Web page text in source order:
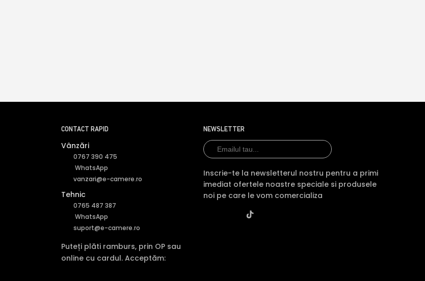
CONTACT RAPID
Vânzări
0767 390 475
WhatsApp
vanzari@e-camere.ro
Tehnic
0765 487 387
WhatsApp
suport@e-camere.ro
Puteți plăti ramburs, prin OP sau
online cu cardul. Acceptăm:
NEWSLETTER
Inscrie-te la newsletterul nostru pentru a primi
imediat ofertele noastre speciale si produsele
noi pe care le vom comercializa